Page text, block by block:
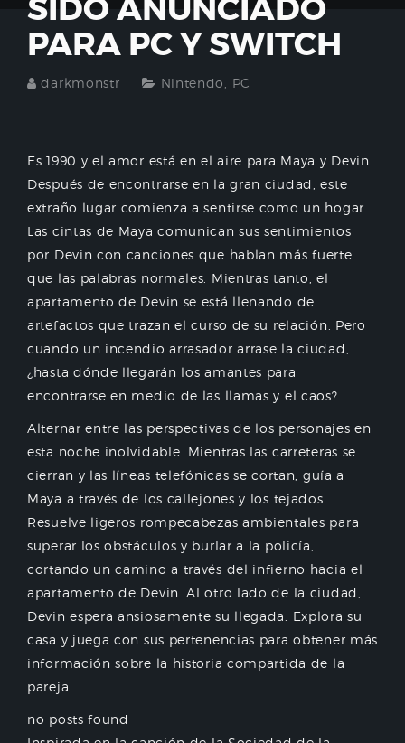
SIDO ANUNCIADO
PARA PC Y SWITCH
darkmonstr Nintendo PC
Es 1990 y el amor está en el aire para Maya y Devin.
Después de encontrarse en la gran ciudad, este
extraño lugar comienza a sentirse como un hogar.
Las cintas de Maya comunican sus sentimientos
por Devin con canciones que hablan más fuerte
que las palabras normales. Mientras tanto, el
apartamento de Devin se está llenando de
artefactos que trazan el curso de su relación. Pero
cuando un incendio arrasador arrase la ciudad,
¿hasta dónde llegarán los amantes para
encontrarse en medio de las llamas y el caos?
Alternar entre las perspectivas de los personajes en
esta noche inolvidable. Mientras las carreteras se
cierran y las líneas telefónicas se cortan, guía a
Maya a través de los callejones y los tejados.
Resuelve ligeros rompecabezas ambientales para
superar los obstáculos y burlar a la policía,
cortando un camino a través del infierno hacia el
apartamento de Devin. Al otro lado de la ciudad,
Devin espera ansiosamente su llegada. Explora su
casa y juega con sus pertenencias para obtener más
información sobre la historia compartida de la
pareja.
no posts found